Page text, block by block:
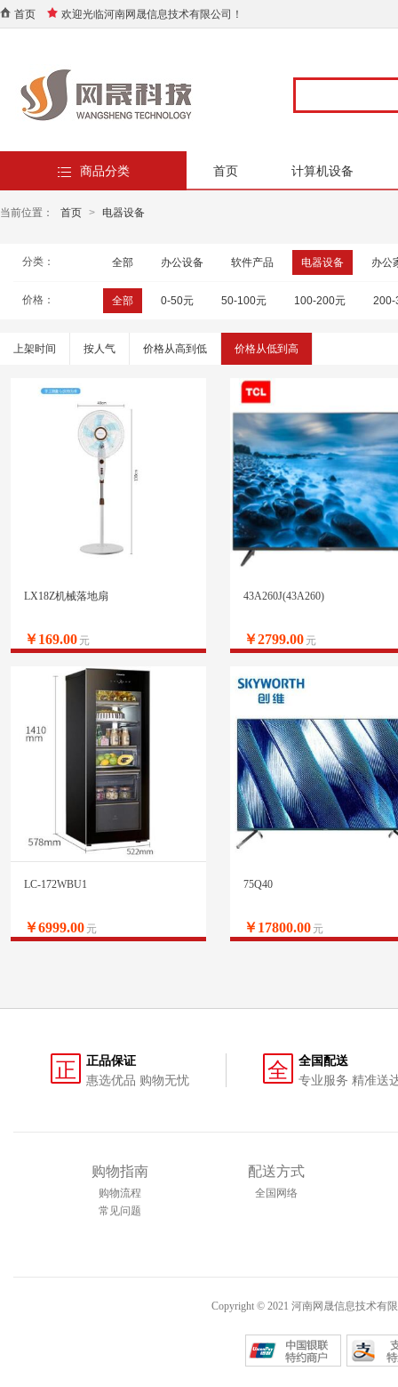
首页 欢迎光临河南网晟信息技术有限公司！
商品分类 首页 计算机设备
当前位置： 首页 > 电器设备
分类： 全部 办公设备 软件产品 电器设备 办公
价格： 全部 0-50元 50-100元 100-200元 200-
上架时间 按人气 价格从高到低 价格从低到高
LX18Z机械落地扇
￥169.00 元
43A260J(43A260)
￥2799.00 元
LC-172WBU1
￥6999.00 元
75Q40
￥17800.00 元
正
正品保证
惠选优品 购物无忧
全
全国配送
专业服务 精准送
购物指南
购物流程
常见问题
配送方式
全国网络
Copyright © 2021 河南网晟信息技术有